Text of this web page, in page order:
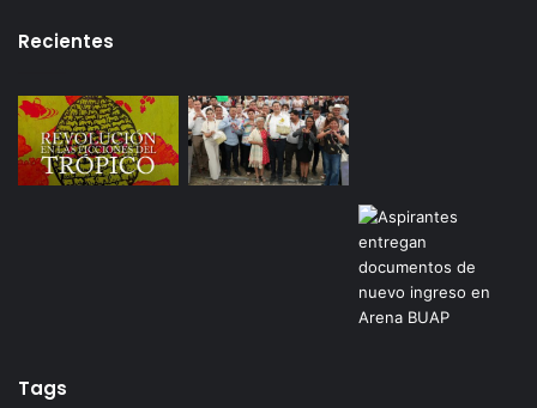
Recientes
Tags